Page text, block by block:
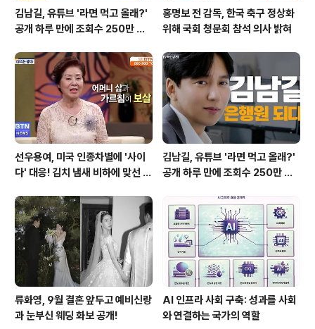
김남길, 유튜브 '라면 먹고 올래?'
공개 하루 만에 조회수 250만 돌
홍명보 전 감독, 한국 축구 정상화
위해 국회 청문회 참석 의사 밝혀
선우용여, 미국 인종차별에 '사이
다' 대응! 김치 냄새 비하에 맞선 통
김남길, 유튜브 '라면 먹고 올래?'
공개 하루 만에 조회수 250만 돌
류화영, 9월 결혼 앞두고 예비신랑
과 눈부신 웨딩 화보 공개!
AI 인프라 사회 구축: 성과를 사회
와 연결하는 국가의 역할